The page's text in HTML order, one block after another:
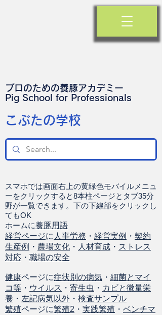
プロのための養豚アカデミー
​Pig School for Professionals
​こぶたの学校
スマホでは画面右上の黄緑色モバイルメニュ
ーをクリックすると8本柱ページとタブ35分
野が一覧できます。下の下線部をクリックし
てもOK
ホームに養豚用語
経営ページに 人事労務 ・ 経営実例 ・ 契約
生産例 ・ 農場文化 ・ 人材育成 ・ ストレス
対応 ・ 職場の安全
健康ページに症状別の病気 ・ 細菌とマイ
コ等 ・ ウイルス ・ 寄生虫 ・ カビと微量栄
養 ・ 左記病気以外 ・ 検査サンプル
繁殖ページに繁殖2 ・ 実践繁殖 ・ ベンチマ